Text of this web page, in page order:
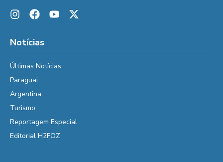
Notícias
Últimas Notícias
Paraguai
Argentina
Turismo
Reportagem Especial
Editorial H2FOZ